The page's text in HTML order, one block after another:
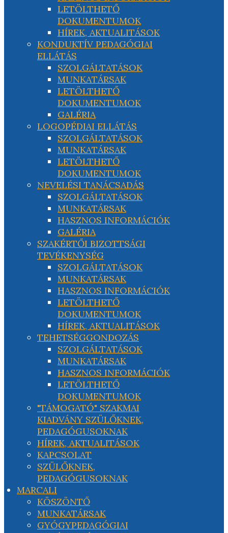
LETÖLTHETŐ
DOKUMENTUMOK
HÍREK, AKTUALITÁSOK
KONDUKTÍV PEDAGÓGIAI
ELLÁTÁS
SZOLGÁLTATÁSOK
MUNKATÁRSAK
LETÖLTHETŐ
DOKUMENTUMOK
GALÉRIA
LOGOPÉDIAI ELLÁTÁS
SZOLGÁLTATÁSOK
MUNKATÁRSAK
LETÖLTHETŐ
DOKUMENTUMOK
NEVELÉSI TANÁCSADÁS
SZOLGÁLTATÁSOK
MUNKATÁRSAK
HASZNOS INFORMÁCIÓK
GALÉRIA
SZAKÉRTŐI BIZOTTSÁGI
TEVÉKENYSÉG
SZOLGÁLTATÁSOK
MUNKATÁRSAK
HASZNOS INFORMÁCIÓK
LETÖLTHETŐ
DOKUMENTUMOK
HÍREK, AKTUALITÁSOK
TEHETSÉGGONDOZÁS
SZOLGÁLTATÁSOK
MUNKATÁRSAK
HASZNOS INFORMÁCIÓK
LETÖLTHETŐ
DOKUMENTUMOK
"TÁMOGATÓ" SZAKMAI
KIADVÁNY SZÜLŐKNEK,
PEDAGÓGUSOKNAK
HÍREK, AKTUALITÁSOK
KAPCSOLAT
SZÜLŐKNEK,
PEDAGÓGUSOKNAK
MARCALI
KÖSZÖNTŐ
MUNKATÁRSAK
GYÓGYPEDAGÓGIAI